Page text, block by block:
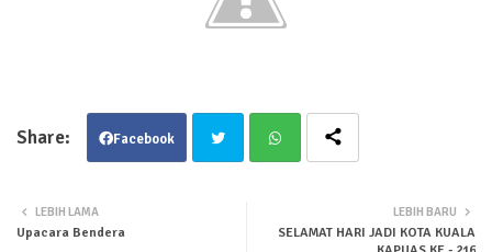
Facebook
tsa
LEBIH BARU
SELAMAT HARI JADI KOTA KUALA
LEBIH LAMA
Upacara Bendera